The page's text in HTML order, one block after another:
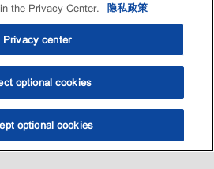
选油助手 查找门店
the Privacy Center.
隐私政策
Privacy center
optional cookies
optional cookies